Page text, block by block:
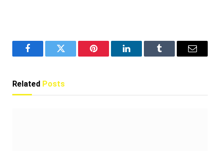
FacebookTwitter Pinterest LinkedInTumblr Email
Related Posts